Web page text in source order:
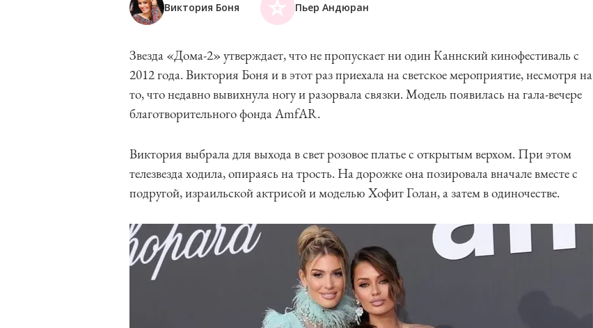
Виктория Боня Пьер Андюран
Звезда «Дома-2» утверждает, что не пропускает ни один Каннский кинофестиваль с
2012 года. Виктория Боня и в этот раз приехала на светское мероприятие, несмотря на
то, что недавно вывихнула ногу и разорвала связки. Модель появилась на гала-вечере
благотворительного фонда AmfAR.
Виктория выбрала для выхода в свет розовое платье с открытым верхом. При этом
телезвезда ходила, опираясь на трость. На дорожке она позировала вначале вместе с
подругой, израильской актрисой и моделью Хофит Голан, а затем в одиночестве.